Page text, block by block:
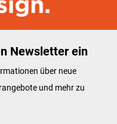
Newsletter ein
über neue
und mehr zu